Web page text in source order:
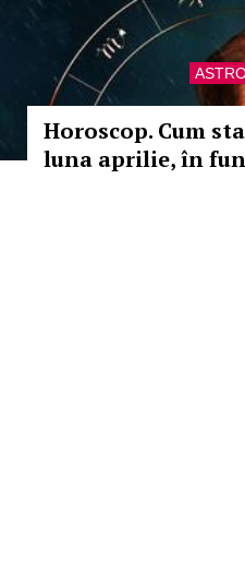
Horoscop. Cum
luna aprilie, în